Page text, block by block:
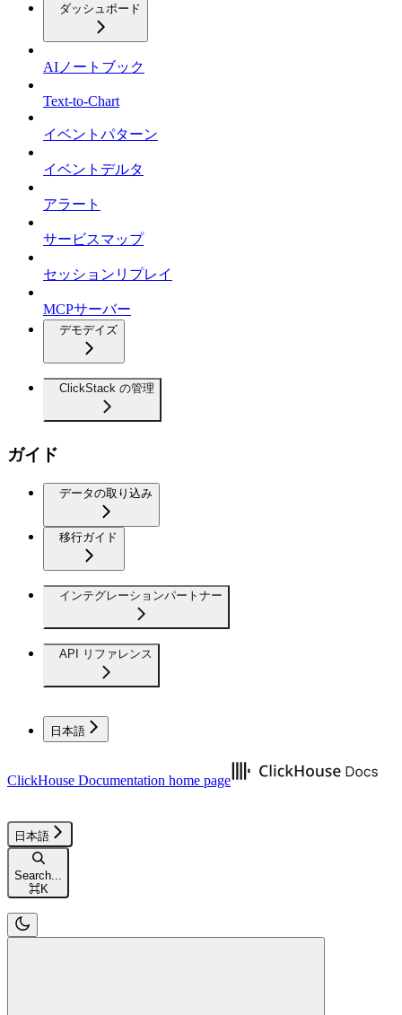
ダッシュボード
AIノートブック
Text-to-Chart
イベントパターン
イベントデルタ
アラート
サービスマップ
セッションリプレイ
MCPサーバー
デモデイズ
ClickStack の管理
ガイド
データの取り込み
移行ガイド
インテグレーションパートナー
API リファレンス
日本語
ClickHouse Documentation home page
日本語
Search...
⌘K